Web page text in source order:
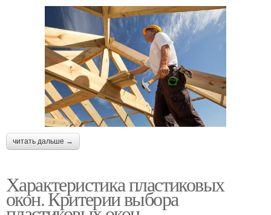
читать дальше →
Характеристика пластиковых
окон. Критерии выбора